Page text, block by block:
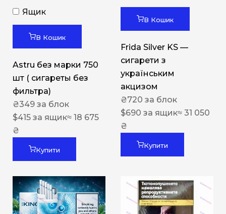
Ящик
В Кошик
Astru без марки 750
шт ( сигареты без
фильтра)
₴349 за блок
$415 за ящик≈ 18 675
₴
Купити
В Кошик
Frida Silver KS —
сигарети з
українським
акцизом
₴720 за блок
$690 за ящик≈ 31 050
₴
Купити